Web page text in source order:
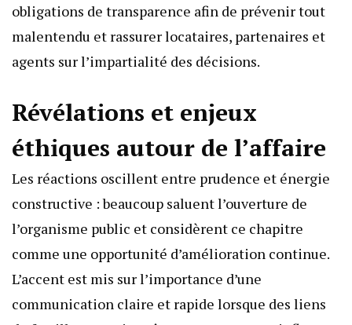
obligations de transparence afin de prévenir tout
malentendu et rassurer locataires, partenaires et
agents sur l’impartialité des décisions.
Révélations et enjeux
éthiques autour de l’affaire
Les réactions oscillent entre prudence et énergie
constructive : beaucoup saluent l’ouverture de
l’organisme public et considèrent ce chapitre
comme une opportunité d’amélioration continue.
L’accent est mis sur l’importance d’une
communication claire et rapide lorsque des liens